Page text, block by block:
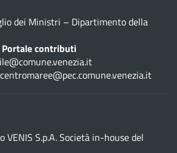
dei Ministri – Dipartimento della
Portale contributi
S.p.A. Società in-house del